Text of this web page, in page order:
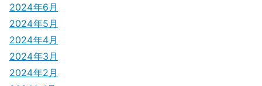
2024年6月
2024年5月
2024年4月
2024年3月
2024年2月